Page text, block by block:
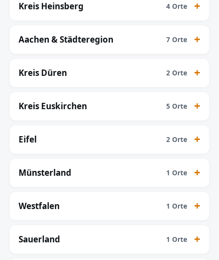
Kreis Heinsberg 4 Orte
Aachen & Städteregion 7 Orte
Kreis Düren 2 Orte
Kreis Euskirchen 5 Orte
Eifel 2 Orte
Münsterland 1 Orte
Westfalen 1 Orte
Sauerland 1 Orte